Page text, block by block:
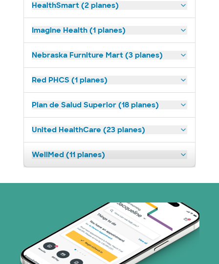
HealthSmart (2 planes)
Imagine Health (1 planes)
Nebraska Furniture Mart (3 planes)
Red PHCS (1 planes)
Plan de Salud Superior (18 planes)
United HealthCare (23 planes)
WellMed (11 planes)